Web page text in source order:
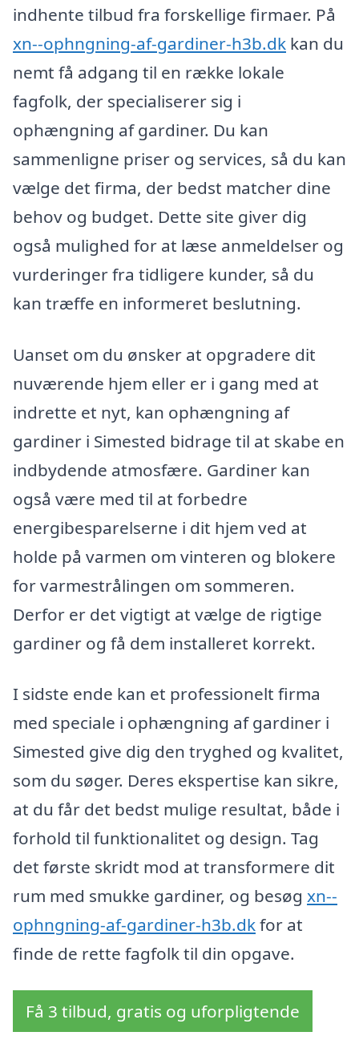
indhente tilbud fra forskellige firmaer. På
xn--ophngning-af-gardiner-h3b.dk kan du
nemt få adgang til en række lokale
fagfolk, der specialiserer sig i
ophængning af gardiner. Du kan
sammenligne priser og services, så du kan
vælge det firma, der bedst matcher dine
behov og budget. Dette site giver dig
også mulighed for at læse anmeldelser og
vurderinger fra tidligere kunder, så du
kan træffe en informeret beslutning.
Uanset om du ønsker at opgradere dit
nuværende hjem eller er i gang med at
indrette et nyt, kan ophængning af
gardiner i Simested bidrage til at skabe en
indbydende atmosfære. Gardiner kan
også være med til at forbedre
energibesparelserne i dit hjem ved at
holde på varmen om vinteren og blokere
for varmestrålingen om sommeren.
Derfor er det vigtigt at vælge de rigtige
gardiner og få dem installeret korrekt.
I sidste ende kan et professionelt firma
med speciale i ophængning af gardiner i
Simested give dig den tryghed og kvalitet,
som du søger. Deres ekspertise kan sikre,
at du får det bedst mulige resultat, både i
forhold til funktionalitet og design. Tag
det første skridt mod at transformere dit
rum med smukke gardiner, og besøg xn--
ophngning-af-gardiner-h3b.dkfor at
finde de rette fagfolk til din opgave.
Få 3 tilbud, gratis og uforpligtende